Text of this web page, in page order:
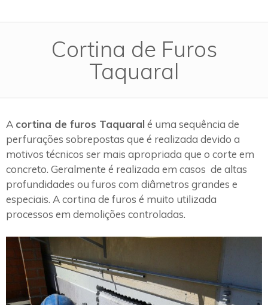
Cortina de Furos
Taquaral
A cortina de furos Taquaral é uma sequência de
perfurações sobrepostas que é realizada devido a
motivos técnicos ser mais apropriada que o corte em
concreto. Geralmente é realizada em casos de altas
profundidades ou furos com diâmetros grandes e
especiais. A cortina de furos é muito utilizada
processos em demolições controladas.